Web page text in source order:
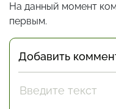
На данный момент
первым.
Добавить